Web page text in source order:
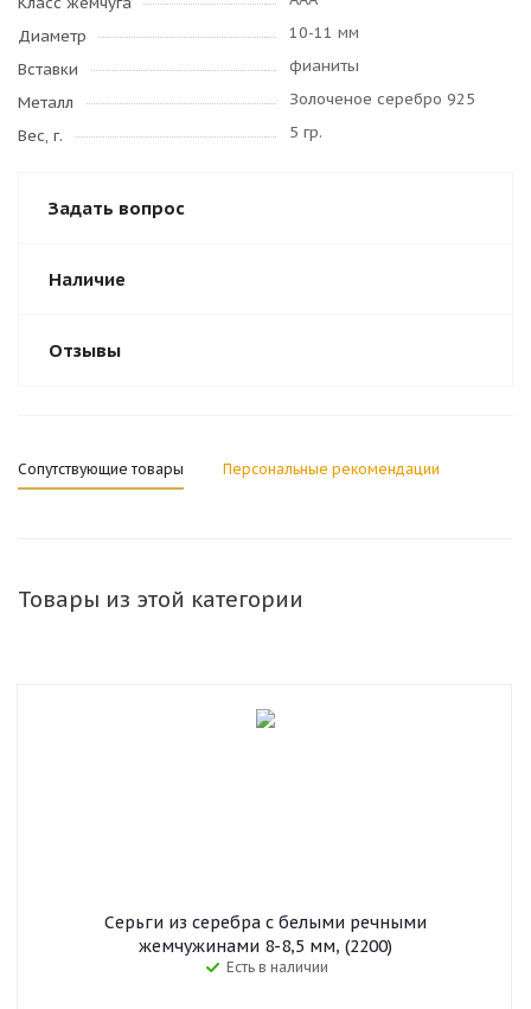
Диаметр
10-11 мм
Вставки
фианиты
Металл
Золоченое серебро 925
Вес, г.
5 гр.
Задать вопрос
Наличие
Отзывы
Сопутствующие товары Персональные рекомендации
Товары из этой категории
Серьги из серебра с белыми речными
жемчужинами 8-8,5 мм, (2200)
Есть в наличии